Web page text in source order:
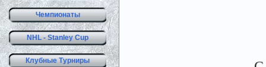
Чемпионаты
NHL - Stanley Cup
Клубные Турниры